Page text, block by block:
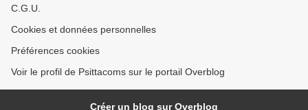
C.G.U.
Cookies et données personnelles
Préférences cookies
Voir le profil de Psittacoms sur le portail Overblog
Créer un blog sur Overblog